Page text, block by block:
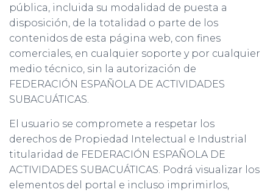
pública, incluida su modalidad de puesta a
disposición, de la totalidad o parte de los
contenidos de esta página web, con fines
comerciales, en cualquier soporte y por cualquier
medio técnico, sin la autorización de
FEDERACIÓN ESPAÑOLA DE ACTIVIDADES
SUBACUÁTICAS.
El usuario se compromete a respetar los
derechos de Propiedad Intelectual e Industrial
titularidad de FEDERACIÓN ESPAÑOLA DE
ACTIVIDADES SUBACUÁTICAS. Podrá visualizar los
elementos del portal e incluso imprimirlos,